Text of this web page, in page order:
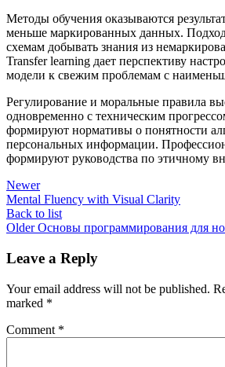
Методы обучения оказываются
меньше маркированных данных.
схемам добывать знания из
Transfer learning дает перспективу
модели к свежим проблемам с
Регулирование и моральные правила
одновременно с техническим
формируют нормативы о понятности
персональных информации.
формируют руководства по этичному
Newer
Mental Fluency with Visual Clarity
Back to list
Older Основы программирования для
Leave a Reply
Your email address will not be published.
marked *
Comment *